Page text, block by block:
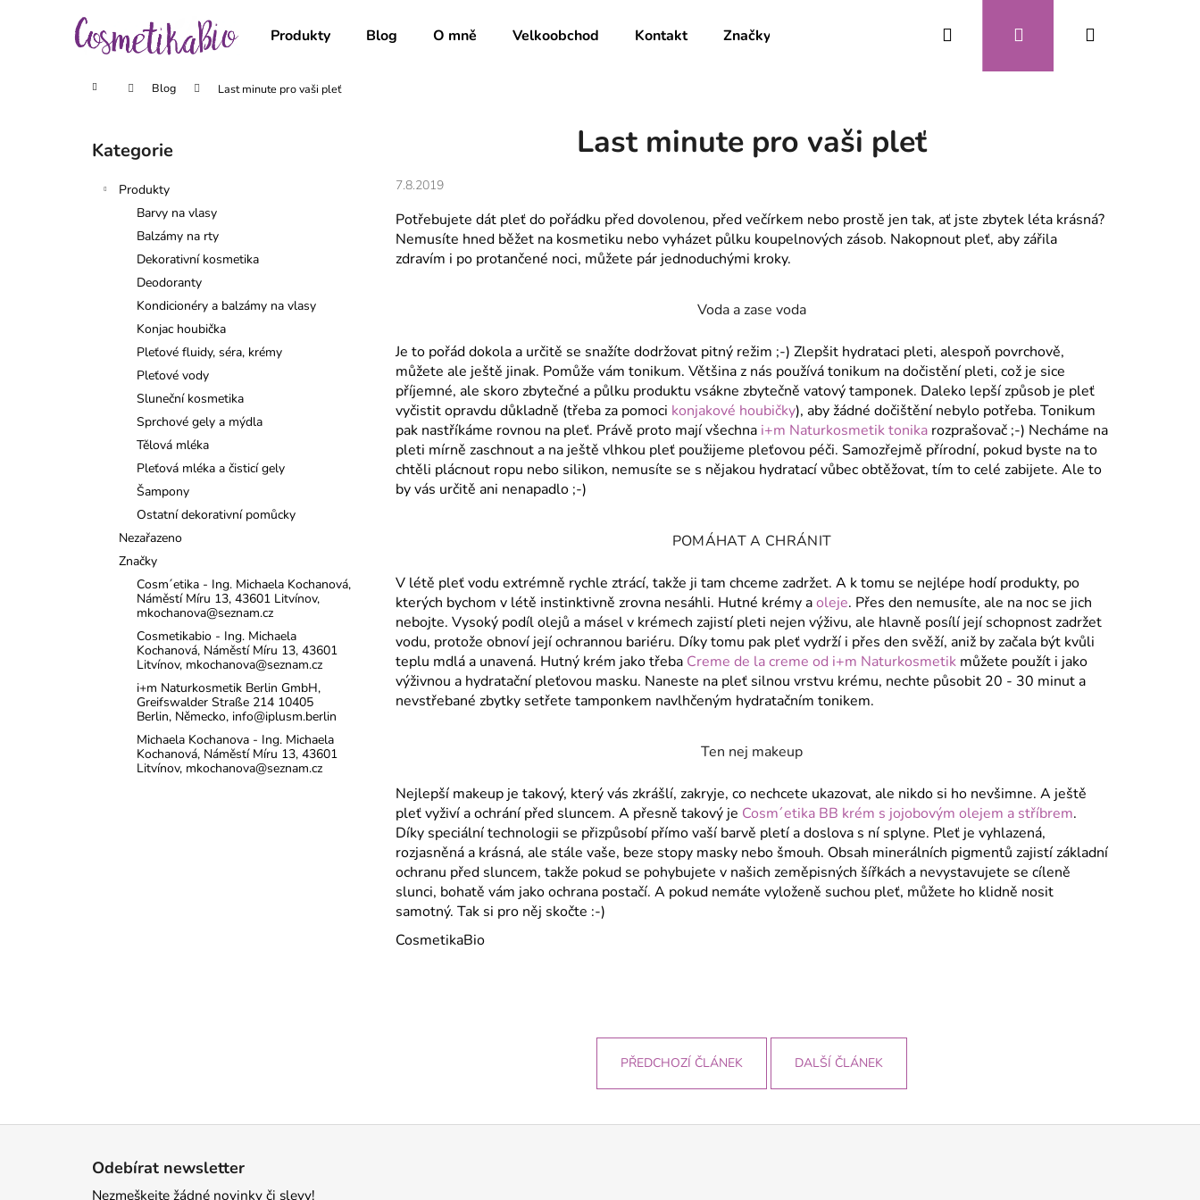
Produkty Blog O mně Velkoobchod Kontakt Značky Hledat PřihlášeníNákupní
Domů Blog Last minute pro vaši pleť
Přeskočit
kategorie
Kategorie
Produkty
Barvy na vlasy
Balzámy na rty
Dekorativní kosmetika
Deodoranty
Kondicionéry a balzámy na vlasy
Konjac houbička
Pleťové fluidy, séra, krémy
Pleťové vody
Sluneční kosmetika
Sprchové gely a mýdla
Tělová mléka
Pleťová mléka a čisticí gely
Šampony
Ostatní dekorativní pomůcky
Nezařazeno
Značky
Cosm´etika - Ing. Michaela Kochanová,
Náměstí Míru 13, 43601 Litvínov,
mkochanova@seznam.cz
Cosmetikabio - Ing. Michaela
Kochanová, Náměstí Míru 13, 43601
Litvínov, mkochanova@seznam.cz
i+m Naturkosmetik Berlin GmbH,
Greifswalder Straße 214 10405
Berlin, Německo, info@iplusm.berlin
Michaela Kochanova - Ing. Michaela
Kochanová, Náměstí Míru 13, 43601
Litvínov, mkochanova@seznam.cz
Last minute pro vaši pleť
7.8.2019
Potřebujete dát pleť do pořádku před dovolenou, před večírkem nebo prostě jen tak, ať jste zbytek léta krásná?
Nemusíte hned běžet na kosmetiku nebo vyházet půlku koupelnových zásob. Nakopnout pleť, aby zářila
zdravím i po protančené noci, můžete pár jednoduchými kroky.
Voda a zase voda
Je to pořád dokola a určitě se snažíte dodržovat pitný režim ;-) Zlepšit hydrataci pleti, alespoň povrchově,
můžete ale ještě jinak. Pomůže vám tonikum. Většina z nás používá tonikum na dočistění pleti, což je sice
příjemné, ale skoro zbytečné a půlku produktu vsákne zbytečně vatový tamponek. Daleko lepší způsob je pleť
vyčistit opravdu důkladně (třeba za pomoci konjakové houbičky), aby žádné dočištění nebylo potřeba. Tonikum
pak nastříkáme rovnou na pleť. Právě proto mají všechna i+m Naturkosmetik tonika rozprašovač ;-) Necháme na
pleti mírně zaschnout a na ještě vlhkou pleť použijeme pleťovou péči. Samozřejmě přírodní, pokud byste na to
chtěli plácnout ropu nebo silikon, nemusíte se s nějakou hydratací vůbec obtěžovat, tím to celé zabijete. Ale to
by vás určitě ani nenapadlo ;-)
POMÁHAT A CHRÁNIT
V létě pleť vodu extrémně rychle ztrácí, takže ji tam chceme zadržet. A k tomu se nejlépe hodí produkty, po
kterých bychom v létě instinktivně zrovna nesáhli. Hutné krémy aoleje. Přes den nemusíte, ale na noc se jich
nebojte. Vysoký podíl olejů a másel v krémech zajistí pleti nejen výživu, ale hlavně posílí její schopnost zadržet
vodu, protože obnoví její ochrannou bariéru. Díky tomu pak pleť vydrží i přes den svěží, aniž by začala být kvůli
teplu mdlá a unavená. Hutný krém jako třeba Creme de la creme od i+m Naturkosmetik můžete použít i jako
výživnou a hydratační pleťovou masku. Naneste na pleť silnou vrstvu krému, nechte působit 20 - 30 minut a
nevstřebané zbytky setřete tamponkem navlhčeným hydratačním tonikem.
Ten nej makeup
Nejlepší makeup je takový, který vás zkrášlí, zakryje, co nechcete ukazovat, ale nikdo si ho nevšimne. A ještě
pleť vyživí a ochrání před sluncem. A přesně takový je Cosm´etika BB krém s jojobovým olejem a stříbrem.
Díky speciální technologii se přizpůsobí přímo vaší barvě pletí a doslova s ní splyne. Pleť je vyhlazená,
rozjasněná a krásná, ale stále vaše, beze stopy masky nebo šmouh. Obsah minerálních pigmentů zajistí základní
ochranu před sluncem, takže pokud se pohybujete v našich zeměpisných šířkách a nevystavujete se cíleně
slunci, bohatě vám jako ochrana postačí. A pokud nemáte vyloženě suchou pleť, můžete ho klidně nosit
samotný. Tak si pro něj skočte :-)
CosmetikaBio
PŘEDCHOZÍ ČLÁNEK DALŠÍ ČLÁNEK
Zpět
Zpět
Doporučujeme
Odebírat newsletter
Nezmeškejte žádné novinky či slevy!